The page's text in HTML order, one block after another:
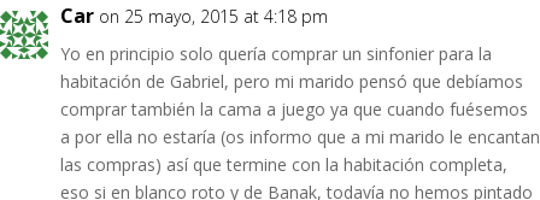
Car on 25 mayo, 2015 at 4:18 pm
Yo en principio solo quería comprar un sinfonier para la
habitación de Gabriel, pero mi marido pensó que debíamos
comprar también la cama a juego ya que cuando fuésemos
a por ella no estaría (os informo que a mi marido le encantan
las compras) así que termine con la habitación completa,
eso si en blanco roto y de Banak, todavía no hemos pintado